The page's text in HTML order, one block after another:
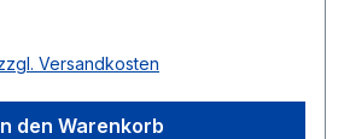
ja Hinweis: Listenpreis =
Versandkosten
den Warenkorb